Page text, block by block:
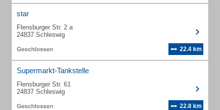
star
Flensburger Str. 2 a
24837 Schleswig
22.4 km
Supermarkt-Tankstelle
Flensburger Str. 61
24837 Schleswig
22.8 km